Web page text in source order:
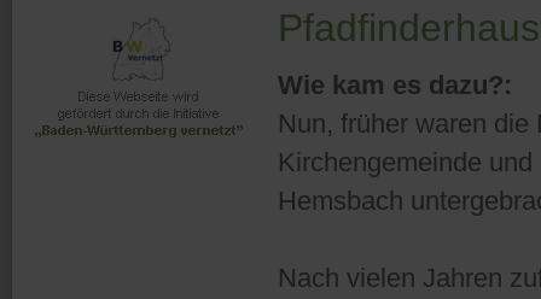
Pfadfinderhaus
Wie kam es dazu?:
Nun, früher waren
Kirchengemeinde
Hemsbach
Nach vielen Jahren